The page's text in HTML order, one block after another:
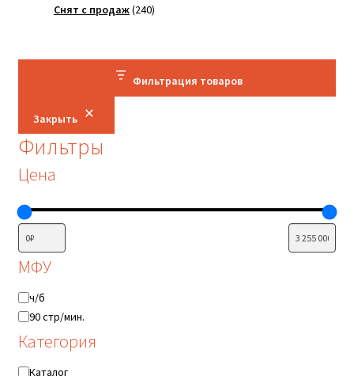
товара
Снят с продаж 240240
Фильтрация товаров
Закрыть
Фильтры
Цена
МФУ
МФУ
ч/б
90 стр/мин.
Категория
Категория
Каталог